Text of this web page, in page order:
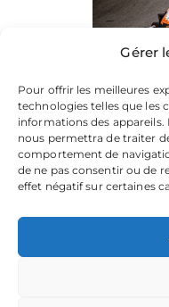
Gérer
Pour offrir les meilleures
technologies telles que les
informations des
nous permettra de traiter
comportement de
de ne pas consentir ou de
effet négatif sur certaines